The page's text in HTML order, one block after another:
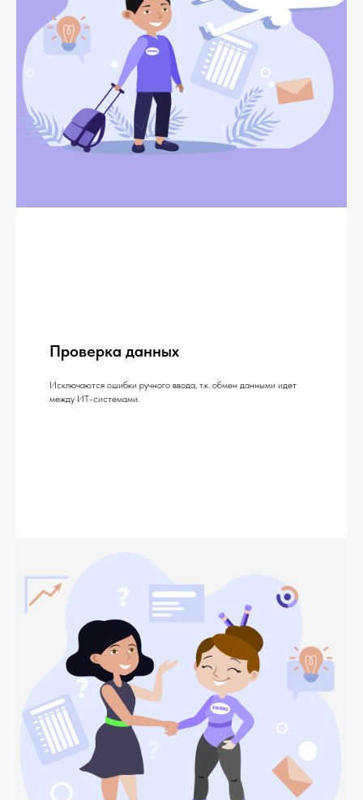
Проверка данных
Исключаются ошибки ручного ввода, т.к. обмен данными идет
между ИТ-системами.